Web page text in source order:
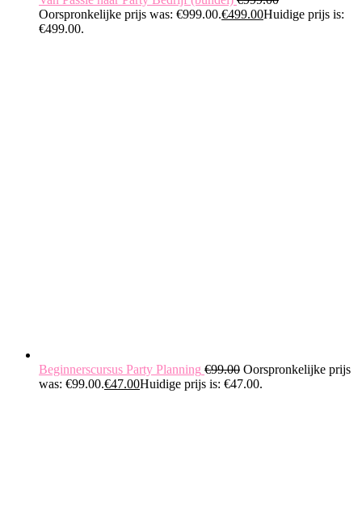
Oorspronkelijke prijs was: €999.00.€499.00Huidige prijs is:
€499.00.
Beginnerscursus Party Planning €99.00 Oorspronkelijke prijs
was: €99.00.€47.00Huidige prijs is: €47.00.